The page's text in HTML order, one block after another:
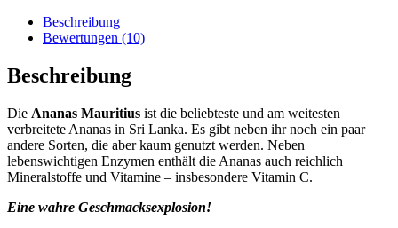
Beschreibung
Bewertungen (10)
Beschreibung
Die Ananas Mauritius ist die beliebteste und am weitesten
verbreitete Ananas in Sri Lanka. Es gibt neben ihr noch ein paar
andere Sorten, die aber kaum genutzt werden. Neben
lebenswichtigen Enzymen enthält die Ananas auch reichlich
Mineralstoffe und Vitamine – insbesondere Vitamin C.
Eine wahre Geschmacksexplosion!